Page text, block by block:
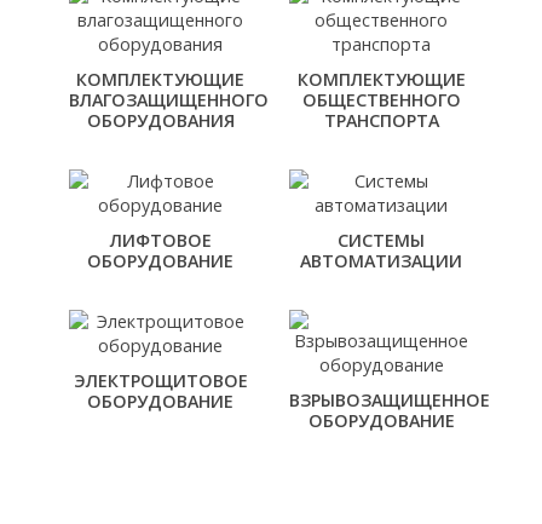
КОМПЛЕКТУЮЩИЕ
ВЛАГОЗАЩИЩЕННОГО
ОБОРУДОВАНИЯ
КОМПЛЕКТУЮЩИЕ
ОБЩЕСТВЕННОГО
ТРАНСПОРТА
ЛИФТОВОЕ
ОБОРУДОВАНИЕ
СИСТЕМЫ
АВТОМАТИЗАЦИИ
ЭЛЕКТРОЩИТОВОЕ
ОБОРУДОВАНИЕ
ВЗРЫВОЗАЩИЩЕННОЕ
ОБОРУДОВАНИЕ